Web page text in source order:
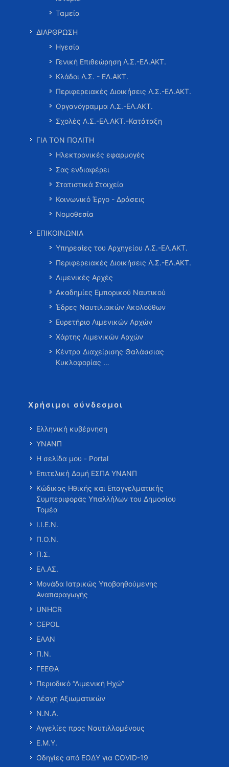
Ταμεία
ΔΙΑΡΘΡΩΣΗ
Ηγεσία
Γενική Επιθεώρηση Λ.Σ.-ΕΛ.ΑΚΤ.
Κλάδοι Λ.Σ. - ΕΛ.ΑΚΤ.
Περιφερειακές Διοικήσεις Λ.Σ.-ΕΛ.ΑΚΤ.
Οργανόγραμμα Λ.Σ.-ΕΛ.ΑΚΤ.
Σχολές Λ.Σ.-ΕΛ.ΑΚΤ.-Κατάταξη
ΓΙΑ ΤΟΝ ΠΟΛΙΤΗ
Ηλεκτρονικές εφαρμογές
Σας ενδιαφέρει
Στατιστικά Στοιχεία
Κοινωνικό Έργο - Δράσεις
Νομοθεσία
ΕΠΙΚΟΙΝΩΝΙΑ
Υπηρεσίες του Αρχηγείου Λ.Σ.-ΕΛ.ΑΚΤ.
Περιφερειακές Διοικήσεις Λ.Σ.-ΕΛ.ΑΚΤ.
Λιμενικές Αρχές
Ακαδημίες Εμπορικού Ναυτικού
Έδρες Ναυτιλιακών Ακολούθων
Ευρετήριο Λιμενικών Αρχών
Χάρτης Λιμενικών Αρχών
Κέντρα Διαχείρισης Θαλάσσιας
Κυκλοφορίας …
Χρήσιμοι σύνδεσμοι
Ελληνική κυβέρνηση
ΥΝΑΝΠ
Η σελίδα μου - Portal
Επιτελική Δομή ΕΣΠΑ ΥΝΑΝΠ
Κώδικας Ηθικής και Επαγγελματικής
Συμπεριφοράς Υπαλλήλων του Δημοσίου
Τομέα
Ι.Ι.Ε.Ν.
Π.Ο.Ν.
Π.Σ.
ΕΛ.ΑΣ.
Μονάδα Ιατρικώς Υποβοηθούμενης
Αναπαραγωγής
UNHCR
CEPOL
ΕΑΑΝ
Π.Ν.
ΓΕΕΘΑ
Περιοδικό “Λιμενική Ηχώ”
Λέσχη Αξιωματικών
Ν.Ν.Α.
Αγγελίες προς Ναυτιλλομένους
Ε.Μ.Υ.
Οδηγίες από ΕΟΔΥ για COVID-19